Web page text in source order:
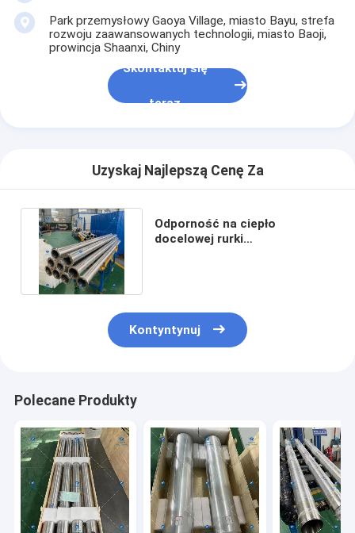
Park przemysłowy Gaoya Village, miasto Bayu, strefa
rozwoju zaawansowanych technologii, miasto Baoji,
prowincja Shaanxi, Chiny
Skontaktuj się
teraz
Uzyskaj Najlepszą Cenę Za
Odporność na ciepło
docelowej rurki
Kontyntynuj
Polecane Produkty